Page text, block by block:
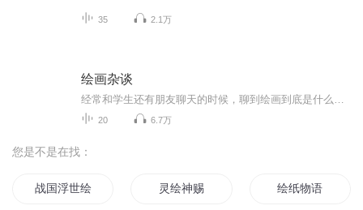
35 2.1万
绘画杂谈
20 6.7万
您是不是在找：
战国浮世绘 灵绘神赐 绘纸物语